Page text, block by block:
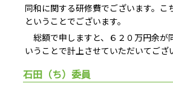
同和に関する研修費でございます。こ
ということでございます。
総額で申しますと、６２０万円余が
いうことで計上させていただいてござ
石田（ち）委員